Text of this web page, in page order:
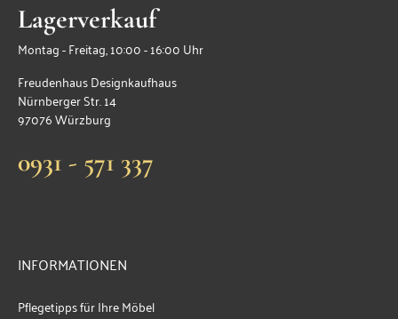
Lagerverkauf
Montag - Freitag, 10:00 - 16:00 Uhr
Freudenhaus Designkaufhaus
Nürnberger Str. 14
97076 Würzburg
0931 - 571 337
INFORMATIONEN
Pflegetipps für Ihre Möbel